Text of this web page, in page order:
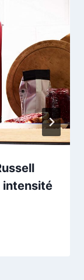
intensité